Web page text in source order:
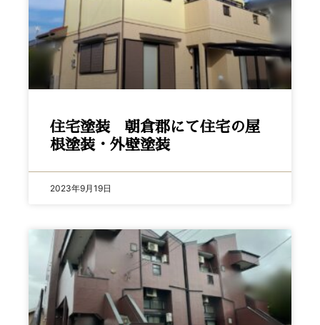
住宅塗装 朝倉郡にて住宅の屋
根塗装・外壁塗装
2023年9月19日